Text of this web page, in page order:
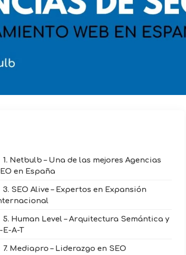
1. Netbulb – Una de las mejores Agencias
en España
3. SEO Alive – Expertos en Expansión
5. Human Level – Arquitectura Semántica y
E-A-T
7. Mediapro – Liderazgo en SEO